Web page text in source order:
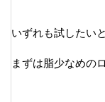
いずれも試したい
まずは脂少なめの